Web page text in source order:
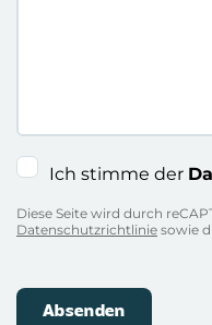
Einwilligung
Ich stimme der
Diese Seite wird durch
Datenschutzrichtlinie sowie